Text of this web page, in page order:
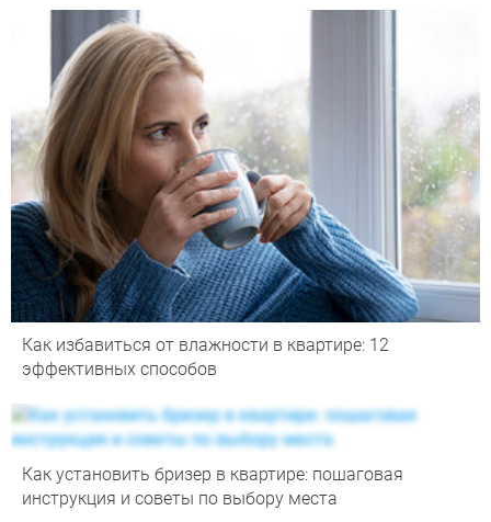
Как избавиться от влажности в квартире: 12
эффективных способов
Как установить бризер в квартире: пошаговая
инструкция и советы по выбору места